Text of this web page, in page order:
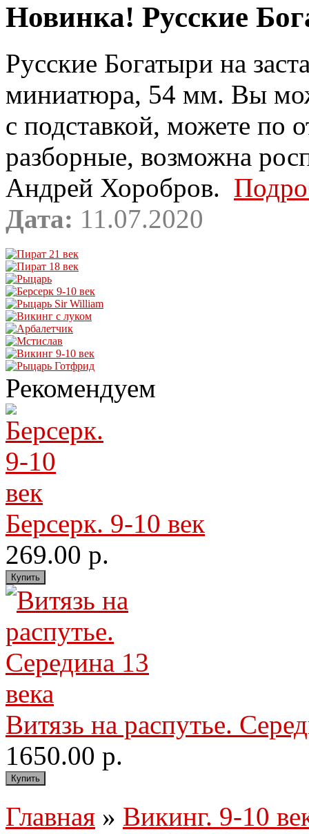
Новинка! Русские
Русские Богатыри на
миниатюра, 54 мм. Вы
с подставкой, можете по
разборные, возможна
Андрей Хоробров.
Дата: 11.07.2020
Рекомендуем
Берсерк. 9-10 век
269.00 р.
Витязь на распутье.
1650.00 р.
Главная » Викинг. 9-10